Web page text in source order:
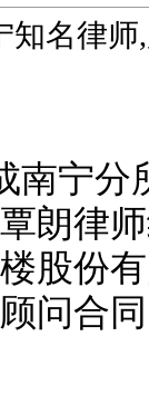
宁分
朗律
股份
问合